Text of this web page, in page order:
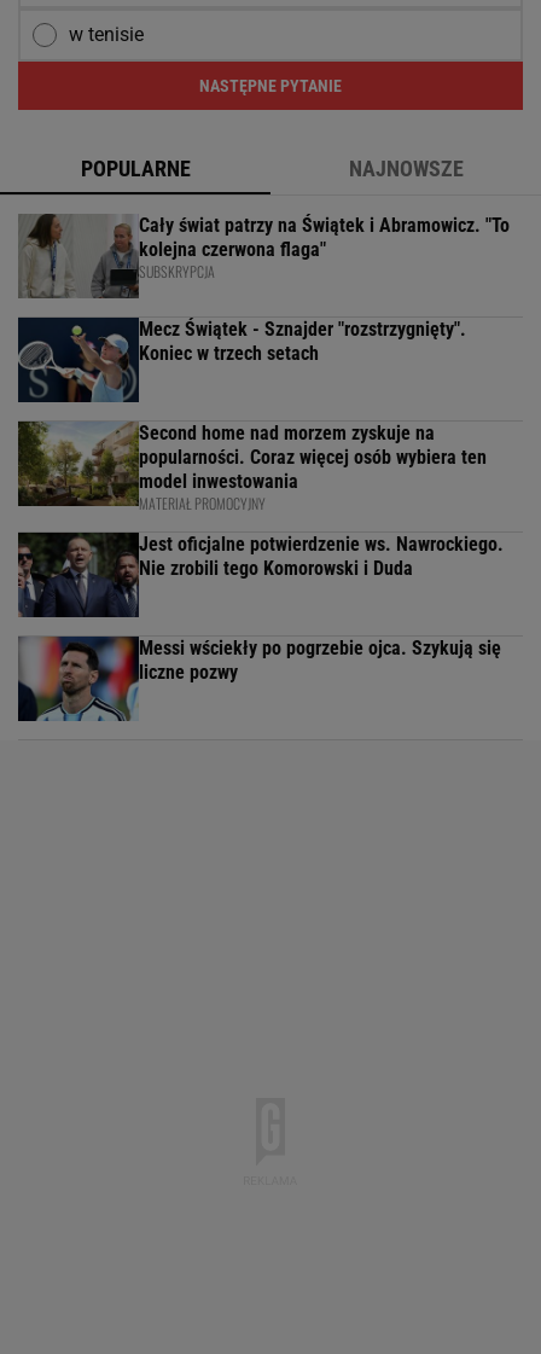
w tenisie
NASTĘPNE PYTANIE
POPULARNE NAJNOWSZE
Cały świat patrzy na Świątek i Abramowicz. "To
kolejna czerwona flaga"
SUBSKRYPCJA
Mecz Świątek - Sznajder "rozstrzygnięty".
Koniec w trzech setach
Second home nad morzem zyskuje na
popularności. Coraz więcej osób wybiera ten
model inwestowania
MATERIAŁ PROMOCYJNY
Jest oficjalne potwierdzenie ws. Nawrockiego.
Nie zrobili tego Komorowski i Duda
Messi wściekły po pogrzebie ojca. Szykują się
liczne pozwy